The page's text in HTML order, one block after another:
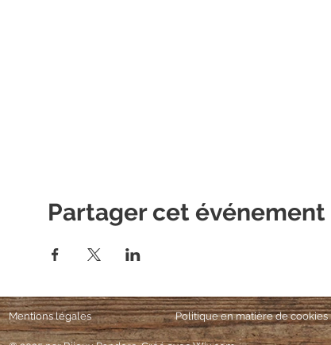
Partager cet événement
Mentions légales Politique en matière de cookies